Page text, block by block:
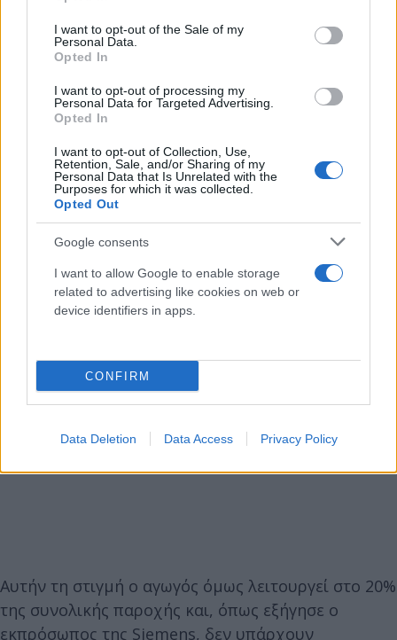
use your data for below specified purposes in below Google
consent section.
I want to opt-out of the Sale of my
Personal Data.
Opted In
I want to opt-out of processing my
Personal Data for Targeted Advertising.
Opted In
I want to opt-out of Collection, Use,
Retention, Sale, and/or Sharing of my
Personal Data that Is Unrelated with the
Purposes for which it was collected.
Opted Out
Google consents
I want to allow Google to enable storage
related to advertising like cookies on web or
device identifiers in apps.
CONFIRM
Data Deletion Data Access Privacy Policy
Αυτήν τη στιγμή ο αγωγός όμως λειτουργεί στο 20%
της συνολικής παροχής και, όπως εξήγησε ο
εκπρόσωπος της Siemens, δεν υπάρχουν